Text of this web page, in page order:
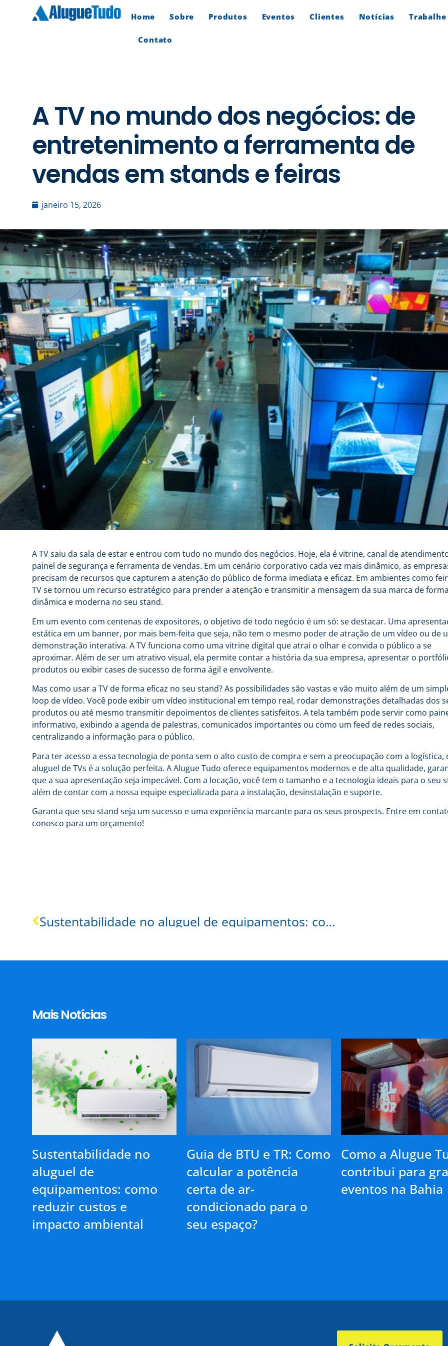
Home Sobre Produtos Eventos Clientes Notícias Trabalhe
Contato
A TV no mundo dos negócios: de
entretenimento a ferramenta de
vendas em stands e feiras
janeiro 15, 2026
A TV saiu da sala de estar e entrou com tudo no mundo dos negócios. Hoje, ela é vitrine, canal de
painel de segurança e ferramenta de vendas. Em um cenário corporativo cada vez mais dinâmico, as
precisam de recursos que capturem a atenção do público de forma imediata e eficaz. Em ambientes como
TV se tornou um recurso estratégico para prender a atenção e transmitir a mensagem da sua marca de forma
dinâmica e moderna no seu stand.
Em um evento com centenas de expositores, o objetivo de todo negócio é um só: se destacar. Uma
estática em um banner, por mais bem-feita que seja, não tem o mesmo poder de atração de um vídeo ou de
demonstração interativa. A TV funciona como uma vitrine digital que atrai o olhar e convida o público a se
aproximar. Além de ser um atrativo visual, ela permite contar a história da sua empresa, apresentar o
produtos ou exibir cases de sucesso de forma ágil e envolvente.
Mas como usar a TV de forma eficaz no seu stand? As possibilidades são vastas e vão muito além de um
loop de vídeo. Você pode exibir um vídeo institucional em tempo real, rodar demonstrações detalhadas dos
produtos ou até mesmo transmitir depoimentos de clientes satisfeitos. A tela também pode servir como
informativo, exibindo a agenda de palestras, comunicados importantes ou como um feed de redes sociais,
centralizando a informação para o público.
Para ter acesso a essa tecnologia de ponta sem o alto custo de compra e sem a preocupação com a logística,
aluguel de TVs é a solução perfeita. A Alugue Tudo oferece equipamentos modernos e de alta qualidade,
que a sua apresentação seja impecável. Com a locação, você tem o tamanho e a tecnologia ideais para o seu
além de contar com a nossa equipe especializada para a instalação, desinstalação e suporte.
Garanta que seu stand seja um sucesso e uma experiência marcante para os seus prospects. Entre em
conosco para um orçamento!
Sustentabilidade no aluguel de equipamentos: como reduzir custos e impacto ambiental
Mais Notícias
Sustentabilidade no
aluguel de
equipamentos: como
reduzir custos e
impacto ambiental
Guia de BTU e TR: Como
calcular a potência
certa de ar-
condicionado para o
seu espaço?
Como a Alugue
contribui para
eventos na Bahia